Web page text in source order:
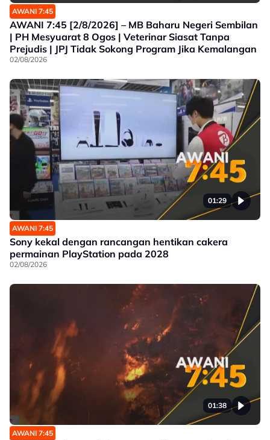
AWANI 7:45
AWANI 7:45 [2/8/2026] – MB Baharu Negeri Sembilan
| PH Mesyuarat 8 Ogos | Veterinar Siasat Tanpa
Prejudis | JPJ Tidak Sokong Program Jika Kemalangan
02/08/2026
01:29
AWANI 7:45
Sony kekal dengan rancangan hentikan cakera
permainan PlayStation pada 2028
02/08/2026
01:38
AWANI 7:45